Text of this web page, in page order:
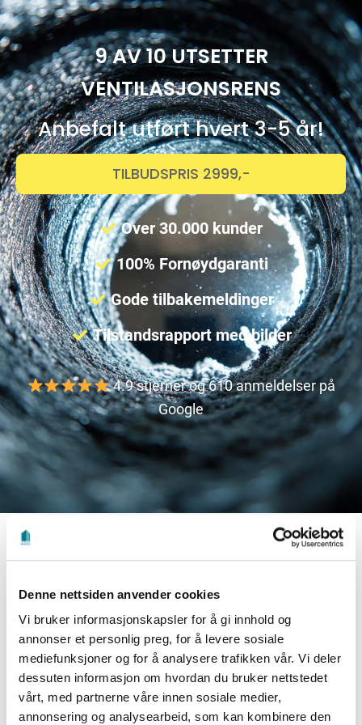
Denne nettsiden anvender cookies
Vi bruker informasjonskapsler for å gi innhold og
annonser et personlig preg, for å levere sosiale
mediefunksjoner og for å analysere trafikken vår. Vi deler
dessuten informasjon om hvordan du bruker nettstedet
vårt, med partnerne våre innen sosiale medier,
annonsering og analysearbeid, som kan kombinere den
9 AV 10 UTSETTER
VENTILASJONSRENS
Anbefalt utført hvert 3-5 år!
TILBUDSPRIS 2999,-
Over 30.000 kunder
100% Fornøydgaranti
Gode tilbakemeldinger
Tilstandsrapport med bilder
4.9 stjerner og 610 anmeldelser på
Google
Når renset du
ventilasjonen sist?
De fleste produsenter anbefaler rens hvert 3.–5. år. Du
merker forskjell umiddelbart.
Fyll ut skjemaet for å bestille eller få tilbud!
Sevideoom hva vi finner i ventilasjonskanalene i mange
boliger.